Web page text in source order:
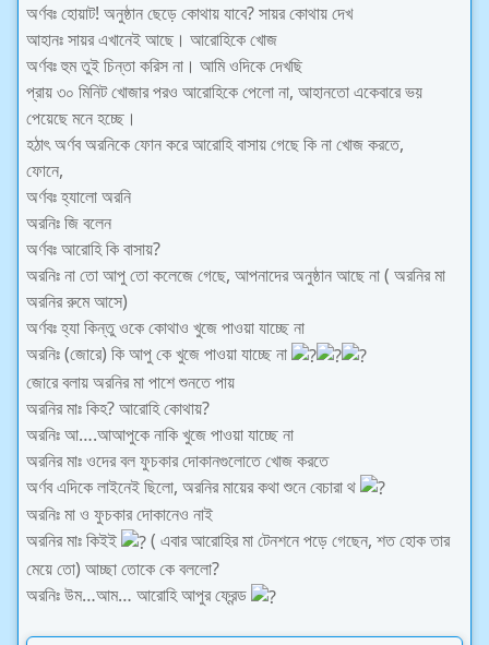
অর্ণবঃ হোয়াট! অনুষ্ঠান ছেড়ে কোথায় যাবে? সায়র কোথায় দেখ
আহানঃ সায়র এখানেই আছে। আরোহিকে খোজ
অর্ণবঃ হুম তুই চিন্তা করিস না। আমি ওদিকে দেখছি
প্রায় ৩০ মিনিট খোজার পরও আরোহিকে পেলো না, আহানতো একেবারে ভয়
পেয়েছে মনে হচ্ছে।
হঠাৎ অর্ণব অরনিকে ফোন করে আরোহি বাসায় গেছে কি না খোজ করতে,
ফোনে,
অর্ণবঃ হ্যালো অরনি
অরনিঃ জি বলেন
অর্ণবঃ আরোহি কি বাসায়?
অরনিঃ না তো আপু তো কলেজে গেছে, আপনাদের অনুষ্ঠান আছে না ( অরনির মা
অরনির রুমে আসে)
অর্ণবঃ হ্যা কিন্তু ওকে কোথাও খুজে পাওয়া যাচ্ছে না
অরনিঃ (জোরে) কি আপু কে খুজে পাওয়া যাচ্ছে না
জোরে বলায় অরনির মা পাশে শুনতে পায়
অরনির মাঃ কিহ? আরোহি কোথায়?
অরনিঃ আ….আআপুকে নাকি খুজে পাওয়া যাচ্ছে না
অরনির মাঃ ওদের বল ফুচকার দোকানগুলোতে খোজ করতে
অর্ণব এদিকে লাইনেই ছিলো, অরনির মায়ের কথা শুনে বেচারা থ
অরনিঃ মা ও ফুচকার দোকানেও নাই
অরনির মাঃ কিইই
( এবার আরোহির মা টেনশনে পড়ে গেছেন, শত হোক তার
মেয়ে তো) আচ্ছা তোকে কে বললো?
অরনিঃ উম…আম… আরোহি আপুর ফ্রেন্ড